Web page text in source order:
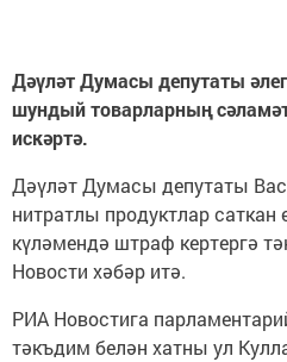
Дәүләт Думасы депутаты
шундый товарларның
искәртә.
Дәүләт Думасы депутаты
нитратлы продуктлар саткан
күләмендә штраф кертергә
Новости хәбәр итә.
РИА Новостига
тәкъдим белән хатны ул